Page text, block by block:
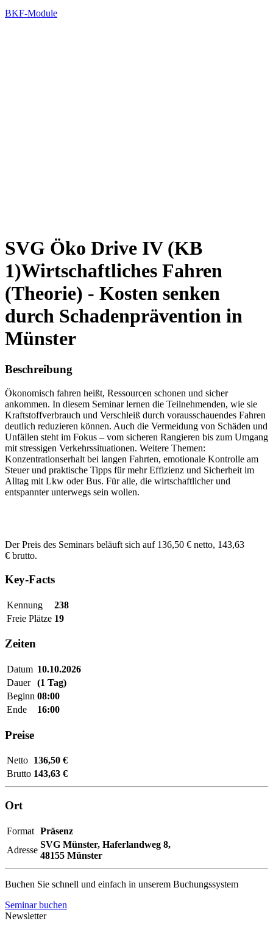
BKF-Module
SVG Öko Drive IV (KB
1)Wirtschaftliches Fahren
(Theorie) - Kosten senken
durch Schadenprävention in
Münster
Beschreibung
Ökonomisch fahren heißt, Ressourcen schonen und sicher
ankommen. In diesem Seminar lernen die Teilnehmenden, wie sie
Kraftstoffverbrauch und Verschleiß durch vorausschauendes Fahren
deutlich reduzieren können. Auch die Vermeidung von Schäden und
Unfällen steht im Fokus – vom sicheren Rangieren bis zum Umgang
mit stressigen Verkehrssituationen. Weitere Themen:
Konzentrationserhalt bei langen Fahrten, emotionale Kontrolle am
Steuer und praktische Tipps für mehr Effizienz und Sicherheit im
Alltag mit Lkw oder Bus. Für alle, die wirtschaftlicher und
entspannter unterwegs sein wollen.
Der Preis des Seminars beläuft sich auf 136,50 € netto, 143,63
€ brutto.
Key-Facts
Kennung
238
Freie Plätze 19
Zeiten
Datum 10.10.2026
Dauer
(1 Tag)
Beginn 08:00
Ende
16:00
Preise
Netto 136,50 €
Brutto 143,63 €
Ort
Format Präsenz
Adresse
SVG Münster, Haferlandweg 8,
48155 Münster
Buchen Sie schnell und einfach in unserem Buchungssystem
Seminar buchen
Newsletter